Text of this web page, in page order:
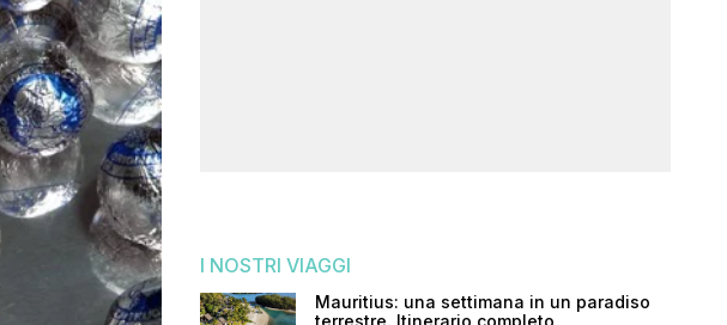
I NOSTRI VIAGGI
Mauritius: una settimana in un paradiso
terrestre. Itinerario completo